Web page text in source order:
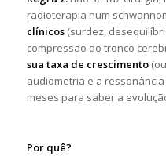
radioterapia num
clínicos(surdez,
compressão do tronco
sua taxa de crescimento
audiometria e a
meses para saber a
Por quê?